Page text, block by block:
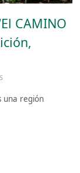
CAMINO
una región